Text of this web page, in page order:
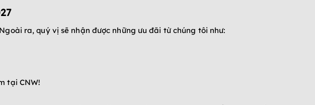
Ngoài ra, quý vị sẽ nhận được những ưu đãi từ chúng tôi như:
tại CNW!